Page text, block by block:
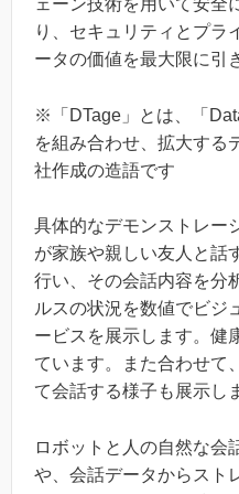
ェーン技術を用いて安全
り、セキュリティとプラ
ータの価値を最大限に引
※「DTage」とは、「
を組み合わせ、拡大する
社作成の造語です
具体的なデモンストレー
が家族や親しい友人と話
行い、その会話内容を分
ルスの状況を数値でビジ
ービスを展示します。健
ています。また合わせて
て会話する様子も展示し
ロボットと人の自然な会
や、会話データからスト